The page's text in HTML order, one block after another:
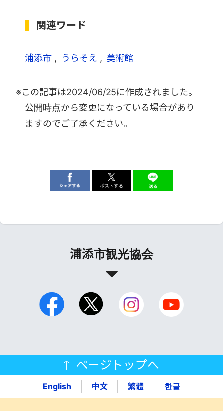
関連ワード
浦添市 うらそえ 美術館
※この記事は2024/06/25に作成されました。
公開時点から変更になっている場合があり
ますのでご了承ください。
浦添市観光協会
ページトップへ
English 中文 繁體 한글